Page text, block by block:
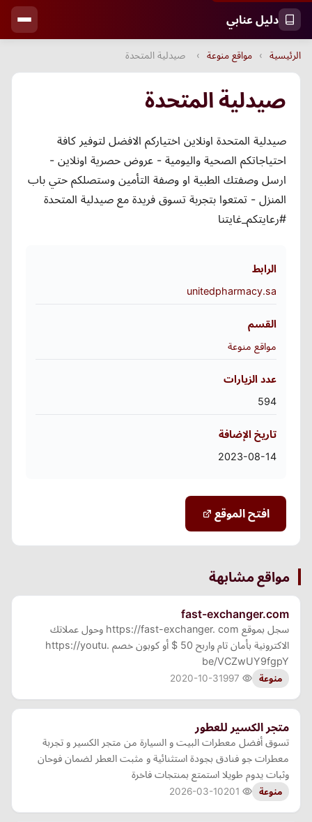
دليل عنابي
الرئيسية › مواقع منوعة › صيدلية المتحدة
صيدلية المتحدة
صيدلية المتحدة اونلاين اختياركم الافضل لتوفير كافة
احتياجاتكم الصحية واليومية - عروض حصرية اونلاين -
ارسل وصفتك الطبية او وصفة التأمين وستصلكم حتي باب
المنزل - تمتعوا بتجربة تسوق فريدة مع صيدلية المتحدة
#رعايتكم_غايتنا
الرابط
unitedpharmacy.sa
القسم
مواقع منوعة
عدد الزيارات
594
تاريخ الإضافة
2023-08-14
افتح الموقع
مواقع مشابهة
fast-exchanger.com
سجل بموقع https://fast-exchanger. com وحول عملاتك
الاكترونية بأمان تام واربح 50 $ أو كوبون خصم https://youtu.
be/VCZwUY9fgpY
منوعة 2020-10-31
متجر الكسير للعطور
تسوق أفضل معطرات البيت و السيارة من متجر الكسير و تجربة
معطرات جو فنادق بجودة استثنائية و مثبت العطر لضمان فوحان
وثبات يدوم طويلا استمتع بمنتجات فاخرة
منوعة 2026-03-10